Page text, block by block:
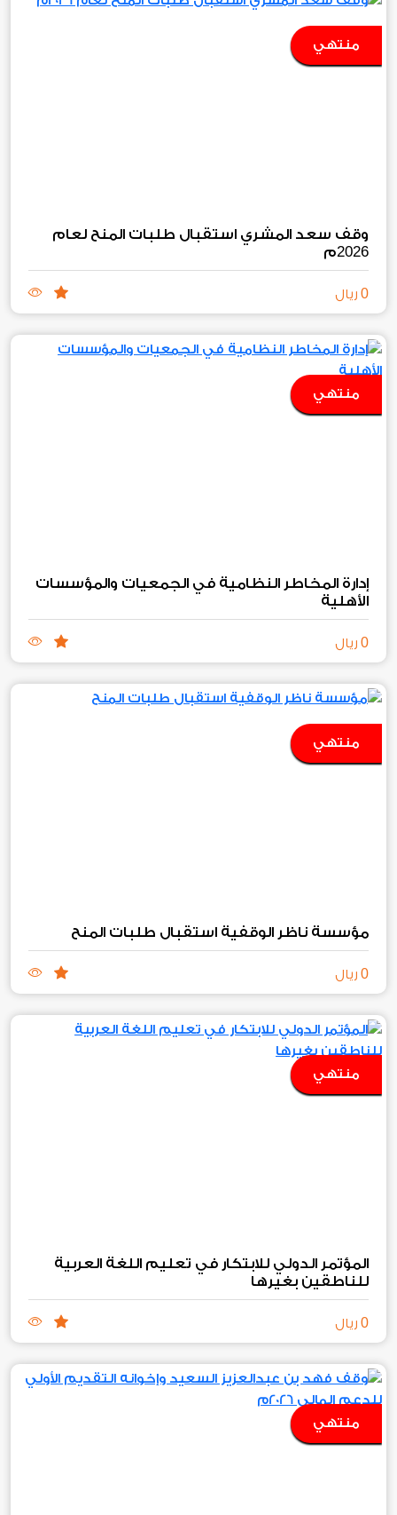
منتهي
وقف سعد المشري استقبال طلبات المنح لعام
2026م
0 ريال
منتهي
إدارة المخاطر النظامية في الجمعيات والمؤسسات
الأهلية
0 ريال
منتهي
مؤسسة ناظر الوقفية استقبال طلبات المنح
0 ريال
منتهي
المؤتمر الدولي للابتكار في تعليم اللغة العربية
للناطقين بغيرها
0 ريال
منتهي